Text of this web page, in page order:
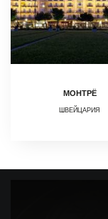
МОНТРЁ
ШВЕЙЦАРИЯ